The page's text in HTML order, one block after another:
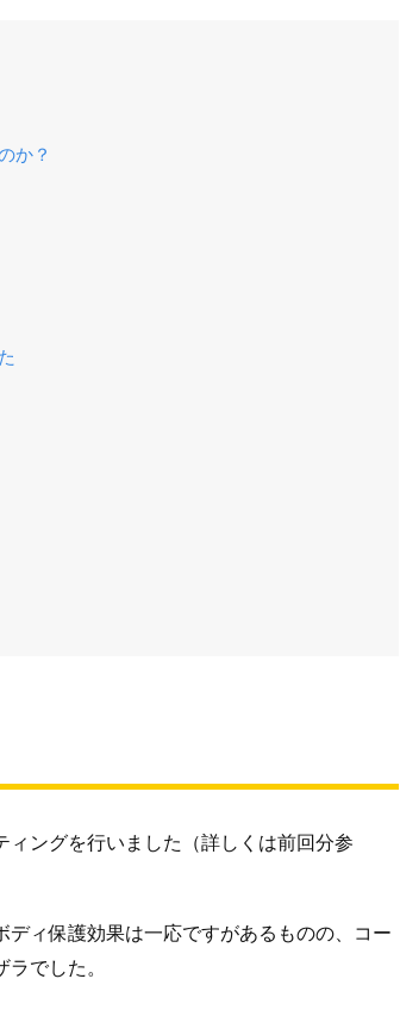
か？
ングを行いました（詳しくは前回分参
ィ保護効果は一応ですがあるものの、コー
でした。